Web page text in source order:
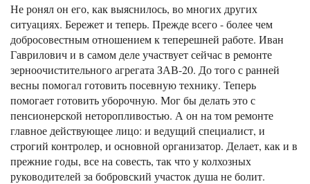
Не ронял он его, как выяснилось, во многих других
ситуациях. Бережет и теперь. Прежде всего - более чем
добросовестным отношением к теперешней работе. Иван
Гаврилович и в самом деле участвует сейчас в ремонте
зерноочистительного агрегата ЗАВ-20. До того с ранней
весны помогал готовить посевную технику. Теперь
помогает готовить уборочную. Мог бы делать это с
пенсионерской неторопливостью. А он на том ремонте
главное действующее лицо: и ведущий специалист, и
строгий контролер, и основной организатор. Делает, как и в
прежние годы, все на совесть, так что у колхозных
руководителей за бобровский участок душа не болит.